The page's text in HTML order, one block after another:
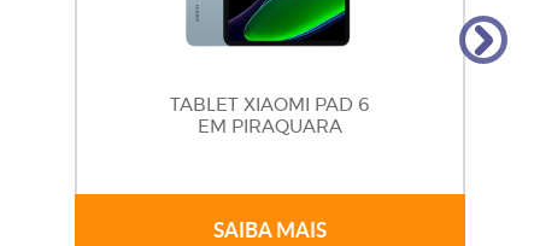
TABLET XIAOMI PAD 6
EM PIRAQUARA
SAIBA MAIS